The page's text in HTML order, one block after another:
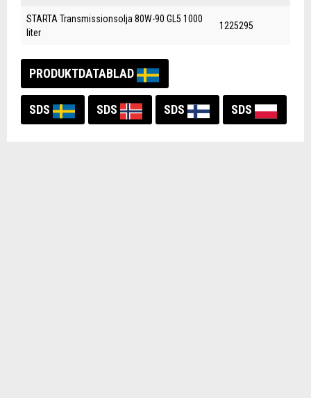
STARTA Transmissionsolja 80W-90 GL5 1000
liter
1225295
PRODUKTDATABLAD
SDS SDS SDS SDS